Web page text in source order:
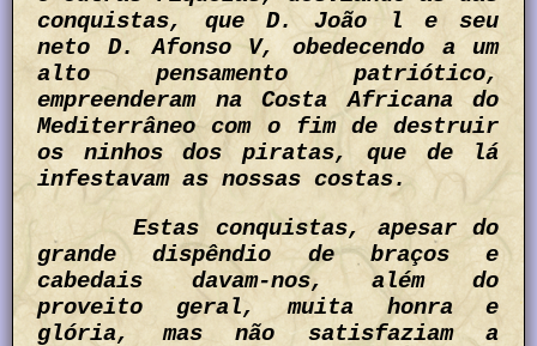
conquistas, que D. João l e seu
neto D. Afonso V, obedecendo a um
alto pensamento patriótico,
empreenderam na Costa Africana do
Mediterrâneo com o fim de destruir
os ninhos dos piratas, que de lá
infestavam as nossas costas.
Estas conquistas, apesar do
grande dispêndio de braços e
cabedais davam-nos, além do
proveito geral, muita honra e
glória, mas não satisfaziam a